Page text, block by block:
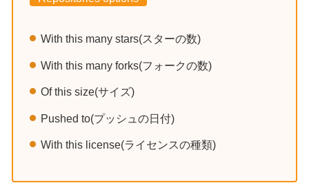
With this many stars(スターの数)
With this many forks(フォークの数)
Of this size(サイズ)
Pushed to(プッシュの日付)
With this license(ライセンスの種類)